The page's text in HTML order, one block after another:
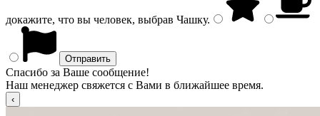
докажите, что вы человек, выбрав Чашку.
Спасибо за Ваше сообщение!
Наш менеджер свяжется с Вами в ближайшее время.